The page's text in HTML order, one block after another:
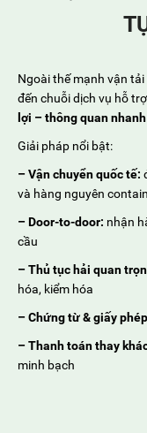
Ngoài thế mạnh vận
đến chuỗi dịch vụ hỗ
lợi – thông quan
Giải pháp nổi bật:
–Vận chuyển quốc tế:
và hàng nguyên
– Door-to-door: nhận
cầu
–Thủ tục hải quan
hóa, kiểm hóa
–Chứng từ & giấy
–Thanh toán thay
minh bạch